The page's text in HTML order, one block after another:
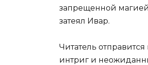
запрещенной
затеял Ивар.
Читатель
интриг и